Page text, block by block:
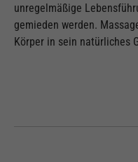
unregelmäßige
gemieden werden.
Körper in sein natürliches